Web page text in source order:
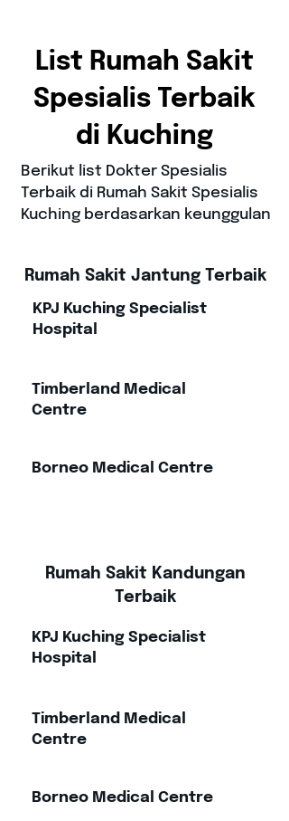
List Rumah Sakit
Spesialis Terbaik
di Kuching
Berikut list Dokter Spesialis
Terbaik di Rumah Sakit Spesialis
Kuching berdasarkan keunggulan
Rumah Sakit Jantung Terbaik
KPJ Kuching Specialist
Hospital
Timberland Medical
Centre
Borneo Medical Centre
Rumah Sakit Kandungan
Terbaik
KPJ Kuching Specialist
Hospital
Timberland Medical
Centre
Borneo Medical Centre